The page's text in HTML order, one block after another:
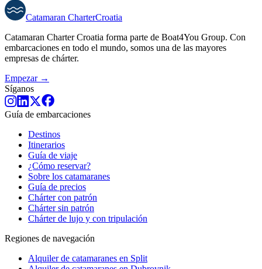
Catamaran CharterCroatia
Catamaran Charter Croatia forma parte de Boat4You Group. Con
embarcaciones en todo el mundo, somos una de las mayores
empresas de chárter.
Empezar →
Síganos
Guía de embarcaciones
Destinos
Itinerarios
Guía de viaje
¿Cómo reservar?
Sobre los catamaranes
Guía de precios
Chárter con patrón
Chárter sin patrón
Chárter de lujo y con tripulación
Regiones de navegación
Alquiler de catamaranes en Split